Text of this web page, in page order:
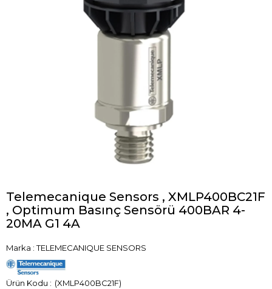
Telemecanique Sensors , XMLP400BC21F
, Optimum Basınç Sensörü 400BAR 4-
20MA G1 4A
Marka : TELEMECANIQUE SENSORS
(XMLP400BC21F)